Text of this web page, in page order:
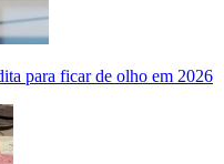
para ficar de olho em 2026